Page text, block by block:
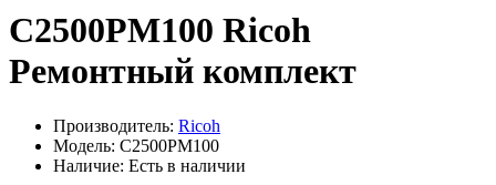
C2500PM100 Ricoh
Ремонтный комплект
Производитель: Ricoh
Модель: C2500PM100
Наличие: Есть в наличии